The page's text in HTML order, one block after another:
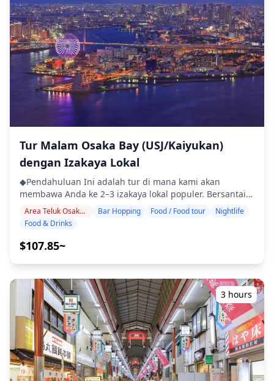
luas, dengan pub tradisional dan bar makan yang tak
terhitung jumlahnya, menawarkan suasana kehidupan
malam yang semarak yang terkenal di Osaka. Karena
sebagian besar tempat di dalam Lucua mengikuti jam
operasional fasilitas komersial dan tutup relatif awal,
mereka yang ingin minum hingga larut malam
disarankan untuk pergi ke distrik hiburan di sekitarnya.
Secara keseluruhan, area Lucua Osaka menggabungkan
kenyamanan yang tak terkalahkan dengan pengalaman
bersantap yang beragam. ![]
64af48206df7.webp?w=1200&h=800&fit=crop&q=80) ![]
(https://assets.hldycdn.com/f4f9ea33-3e56-495a-bd6a-
1fcf1e1152f1.webp?w=1200&h=800&fit=crop&q=80) ![]
(https://assets.hldycdn.com/83e1f1b3-6df1-42e4-bc90-
f5024066de2a.webp?w=1200&h=800&fit=crop&q=80) ![]
b17f5c2da8ca.webp?w=1200&h=800&fit=crop&q=80) ![]
(https://assets.hldycdn.com/6cee7369-4255-4210-a9e2-
40087cccff5f.jpg?w=1200&h=800&fit=crop&q=80) ![]
(https://assets.hldycdn.com/33a5d675-58ef-492d-93f6-
d21df091db24.jpg?w=1200&h=800&fit=crop&q=80) ![]
(https://assets.hldycdn.com/997cc263-c9b2-43a6-bd12-
b2329edc3b7b.webp?w=1200&h=800&fit=crop&q=80)
minuman secara total ・Makan malam: hidangan
izakaya dan makanan khas lokal ・Kunjungi 2–3 tempat
— seperti warung makan, izakaya, atau bar — bersama
dengan pemandu lokal ◆Tidak Termasuk ・Penjemputan
dan pengantaran hotel ・Tip ・Biaya transportasi ・
Minuman atau makanan tambahan yang tidak termasuk
dalam biaya tur ・Pengeluaran pribadi atau belanja
◆Info Tambahan ・Jumlah peserta maksimum untuk tur
ini adalah 8 orang. ・Anak-anak harus didampingi oleh
orang dewasa. ・Alkohol hanya disajikan untuk peserta
berusia 20 tahun ke atas (usia minum legal di Jepang).
・Harap diperhatikan bahwa makanan disiapkan di
dapur yang terpisah dari Holiday Travel, jadi kami tidak
dapat menjamin makanan bebas alergi atau
mengakomodasi batasan diet. ◆Namba Parks – Makanan
& Kehidupan Malam Area Namba Parks terletak di
jantung distrik Minami Osaka dan merupakan tempat
populer di mana pengunjung dapat menikmati belanja
dan bersantap. Di dalam Namba Parks, Anda akan
menemukan berbagai macam restoran dan kafe, yang
menawarkan suasana santai untuk makan dan minum di
malam hari. Di sekitar kompleks, ada juga izakaya dan
bar makan yang sering dikunjungi oleh penduduk
setempat setelah bekerja dan wisatawan. Dengan
Dotonbori dan Shinsaibashi yang hanya berjalan kaki
singkat, area ini juga cocok untuk bar hopping di
beberapa izakaya. Pada saat yang sama, karena Namba
Parks sendiri berpusat pada fasilitas komersial, tempat
ini bukanlah distrik minum larut malam, sehingga sama-
sama cocok bagi mereka yang lebih suka menghabiskan
malam yang tenang di satu tempat. Secara keseluruhan,
Tur Malam Osaka Bay (USJ/Kaiyukan)
dengan Izakaya Lokal
◆Pendahuluan Ini adalah tur di mana kami akan
membawa Anda ke 2–3 izakaya lokal populer. Bersantai
dan nikmati makanan dan minuman daerah dengan
santai. Cukup bawa uang tunai, dan serahkan sisanya
terlupakan bersama! ・Pilih area pilihan Anda: Area
semua area) ・Nikmati ketenangan pikiran dengan
pemandu yang ramah, bahkan di tempat-tempat yang
mungkin tidak menggunakan Bahasa Inggris ・Tur
kelompok kecil memastikan pengalaman yang lebih
pribadi dan otentik ◆Termasuk ・Sekitar 6 minuman
total ・Makan malam: hidangan izakaya dan makanan
khas lokal ・Kunjungi 2–3 tempat — seperti warung
makan, izakaya, atau bar — bersama dengan pemandu
lokal ◆Tidak Termasuk ・Penjemputan dan pengantaran
hotel ・Tip ・Biaya transportasi ・Minuman atau
Area Teluk Osaka・Area USJ Bar Hopping Food / Food tour
Nightlife
Food & Drinks
$107.85~
3 hours